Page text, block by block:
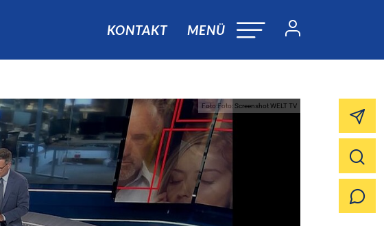
KONTAKT MENÜ
Foto:Foto: Screenshot WELT TV